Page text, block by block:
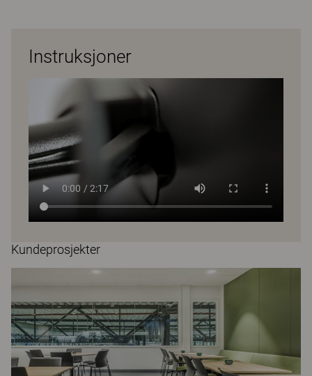
Instruksjoner
Kundeprosjekter